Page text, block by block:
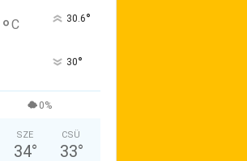
°C 30.6°
30°
0%
SZE
34°
CSÜ
33°